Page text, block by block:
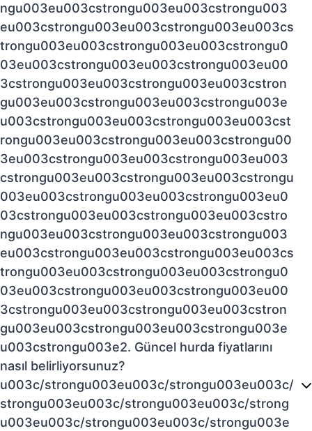
ngu003eu003cstrongu003eu003cstrongu003
eu003cstrongu003eu003cstrongu003eu003cs
trongu003eu003cstrongu003eu003cstrongu0
03eu003cstrongu003eu003cstrongu003eu00
3cstrongu003eu003cstrongu003eu003cstron
gu003eu003cstrongu003eu003cstrongu003e
u003cstrongu003eu003cstrongu003eu003cst
rongu003eu003cstrongu003eu003cstrongu00
3eu003cstrongu003eu003cstrongu003eu003
cstrongu003eu003cstrongu003eu003cstrongu
003eu003cstrongu003eu003cstrongu003eu0
03cstrongu003eu003cstrongu003eu003cstro
ngu003eu003cstrongu003eu003cstrongu003
eu003cstrongu003eu003cstrongu003eu003cs
trongu003eu003cstrongu003eu003cstrongu0
03eu003cstrongu003eu003cstrongu003eu00
3cstrongu003eu003cstrongu003eu003cstron
gu003eu003cstrongu003eu003cstrongu003e
u003cstrongu003e2. Güncel hurda fiyatlarını
nasıl belirliyorsunuz?
u003c/strongu003eu003c/strongu003eu003c/
strongu003eu003c/strongu003eu003c/strong
u003eu003c/strongu003eu003c/strongu003e